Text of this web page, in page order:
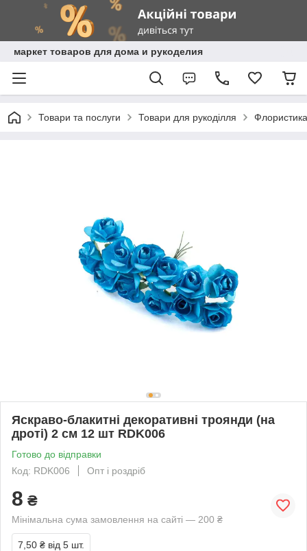
маркет товаров для дома и рукоделия
Товари та послуги Товари для рукоділля Флористика
Яскраво-блакитні декоративні троянди (на
дроті) 2 см 12 шт RDK006
Готово до відправки
Код: RDK006
Опт і роздріб
8 ₴
Мінімальна сума замовлення на сайті — 200 ₴
7,50 ₴ від 5 шт.